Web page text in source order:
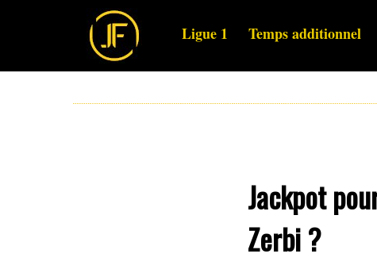
Ligue 1 Temps additionnel
Jackpot
Zerbi ?